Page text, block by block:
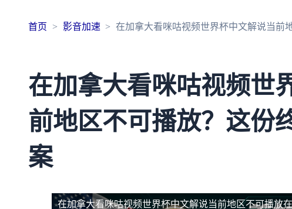
首页 影音加速 在加拿大看咪咕视频世界杯中文解说当前
在加拿大看咪咕视频世
前地区不可播放？这份
案
在加拿大看咪咕视频世界杯中文解说当前地区不可播放